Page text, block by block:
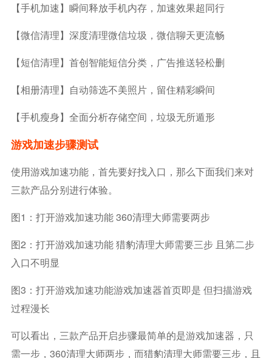
【手机加速】瞬间释放手机内存，加速效果超同行
【微信清理】深度清理微信垃圾，微信聊天更流畅
【短信清理】首创智能短信分类，广告推送轻松删
【相册清理】自动筛选不美照片，留住精彩瞬间
【手机瘦身】全面分析存储空间，垃圾无所遁形
游戏加速步骤测试
使用游戏加速功能，首先要好找入口，那么下面我们来对
三款产品分别进行体验。
图1：打开游戏加速功能 360清理大师需要两步
图2：打开游戏加速功能 猎豹清理大师需要三步 且第二步
入口不明显
图3：打开游戏加速功能游戏加速器首页即是 但扫描游戏
过程漫长
可以看出，三款产品开启步骤最简单的是游戏加速器，只
需一步，360清理大师两步，而猎豹清理大师需要三步，且